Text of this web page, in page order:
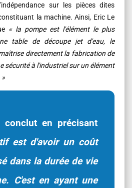
sur les pièces dites
la machine. Ainsi, Eric Le
« la pompe est l'élément le plus
table de découpe jet d'eau, le
directement la fabrication de
sécurité à l'industriel sur un élément
»
conclut en précisant
est d'avoir un coût
dans la durée de vie
C'est en ayant une